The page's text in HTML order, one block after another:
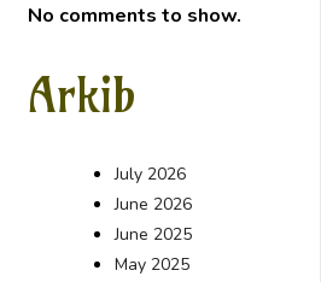
No comments to show.
Arkib
July 2026
June 2026
June 2025
May 2025